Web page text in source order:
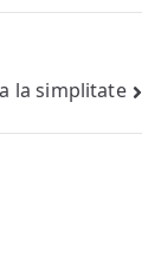
la simplitate